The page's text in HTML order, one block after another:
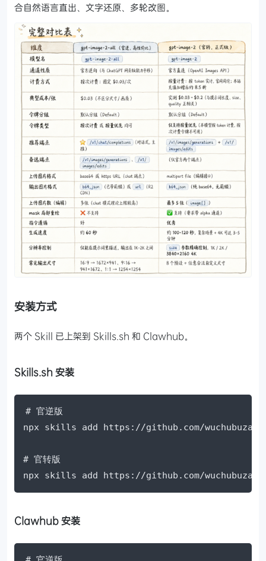
合自然语言直出、文字还原、多轮改图。
安装方式
两个 Skill 已上架到 Skills.sh 和 Clawhub。
Skills.sh 安装
# 官逆版
npx skills add https://github.com/
# 官转版
npx skills add https://github.com/
Clawhub 安装